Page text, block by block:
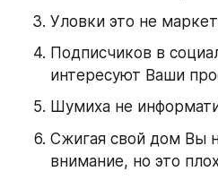
Уловки это не
Подписчиков в
интересуют Ваши
Шумиха не
Сжигая свой дом Вы
внимание, но это